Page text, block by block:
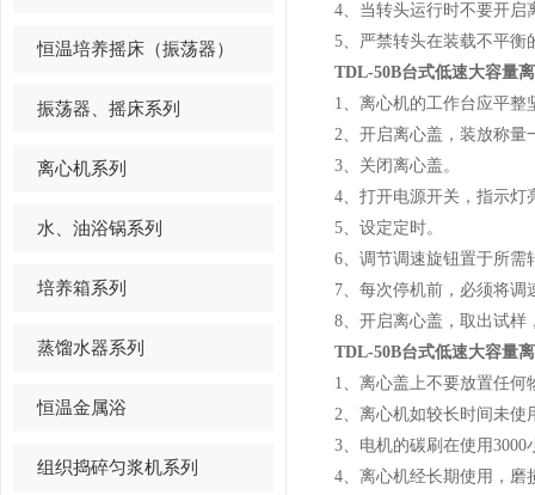
恒温培养摇床（振荡器）
振荡器、摇床系列
离心机系列
水、油浴锅系列
培养箱系列
蒸馏水器系列
恒温金属浴
组织捣碎匀浆机系列
4、当转头运行时不要开启
5、严禁转头在装载不平衡
TDL-50B台式低速大容量
1、离心机的工作台应平
2、开启离心盖，装放称量
3、关闭离心盖。
4、打开电源开关，指示灯
5、设定定时。
6、调节调速旋钮置于所需
7、每次停机前，必须将
8、开启离心盖，取出试样
TDL-50B台式低速大容量
1、离心盖上不要放置任
2、离心机如较长时间未使
3、电机的碳刷在使用
4、离心机经长期使用，磨